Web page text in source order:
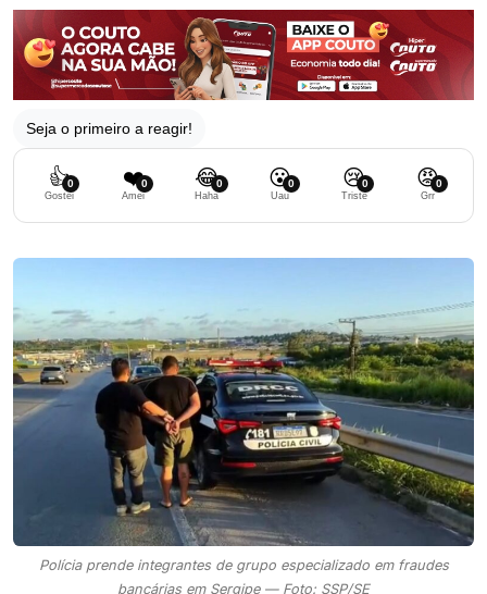
Seja o primeiro a reagir!
👍0
Gostei
❤️0
Amei
😂0
Haha
😮0
Uau
😢0
Triste
😡0
Grr
Polícia prende integrantes de grupo especializado em fraudes
bancárias em Sergipe — Foto: SSP/SE